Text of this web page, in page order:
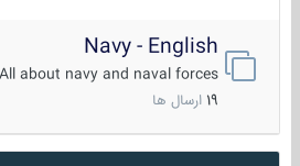
Navy - English
All about navy and naval forces!
ارسال ها